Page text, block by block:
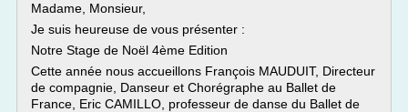
Madame, Monsieur,
Je suis heureuse de vous présenter :
Notre Stage de Noël 4ème Edition
Cette année nous accueillons François MAUDUIT, Directeur
de compagnie, Danseur et Chorégraphe au Ballet de
France, Eric CAMILLO, professeur de danse du Ballet de